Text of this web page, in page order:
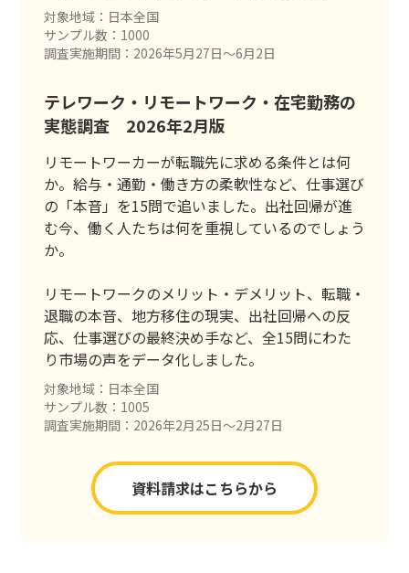
対象地域：日本全国
サンプル数：1000
調査実施期間：2026年5月27日〜6月2日
テレワーク・リモートワーク・在宅勤務の
実態調査 2026年2月版
リモートワーカーが転職先に求める条件とは何
か。給与・通勤・働き方の柔軟性など、仕事選び
の「本音」を15問で追いました。出社回帰が進
む今、働く人たちは何を重視しているのでしょう
か。
リモートワークのメリット・デメリット、転職・
退職の本音、地方移住の現実、出社回帰への反
応、仕事選びの最終決め手など、全15問にわた
り市場の声をデータ化しました。
対象地域：日本全国
サンプル数：1005
調査実施期間：2026年2月25日〜2月27日
資料請求はこちらから